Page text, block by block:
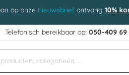
op onze nieuwsbrief ontvang 10%
Telefonisch bereikbaar op:050-409 69